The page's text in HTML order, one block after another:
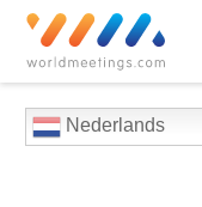
Nederlands